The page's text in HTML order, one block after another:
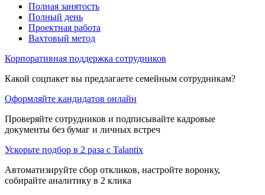
Полная занятость
Полный день
Проектная работа
Вахтовый метод
Корпоративная поддержка сотрудников
Какой соцпакет вы предлагаете семейным сотрудникам?
Оформляйте кандидатов онлайн
Проверяйте сотрудников и подписывайте кадровые
документы без бумаг и личных встреч
Ускорьте подбор в 2 раза с Talantix
Автоматизируйте сбор откликов, настройте воронку,
собирайте аналитику в 2 клика